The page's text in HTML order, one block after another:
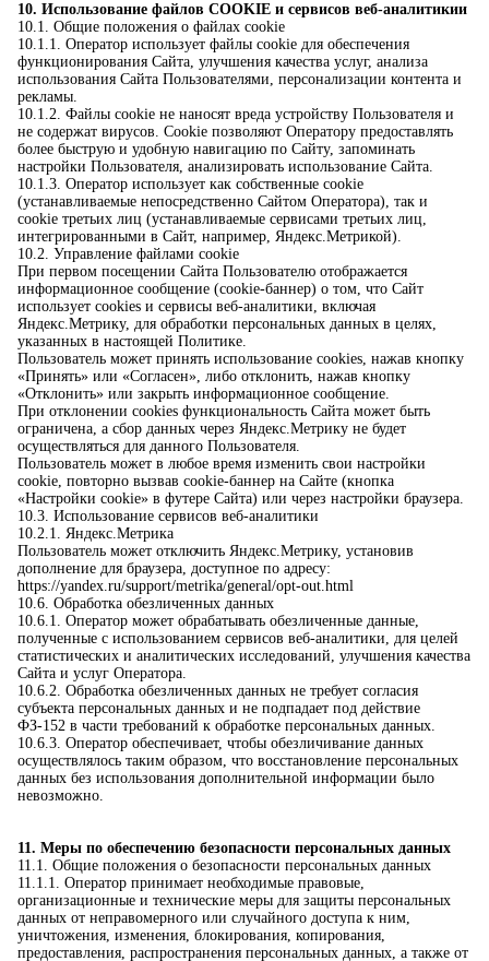
10. Использование файлов COOKIE и сервисов веб-аналитикии
10.1. Общие положения о файлах cookie
10.1.1. Оператор использует файлы cookie для обеспечения
функционирования Сайта, улучшения качества услуг, анализа
использования Сайта Пользователями, персонализации контента и
рекламы.
10.1.2. Файлы cookie не наносят вреда устройству Пользователя и
не содержат вирусов. Cookie позволяют Оператору предоставлять
более быструю и удобную навигацию по Сайту, запоминать
настройки Пользователя, анализировать использование Сайта.
10.1.3. Оператор использует как собственные cookie
(устанавливаемые непосредственно Сайтом Оператора), так и
cookie третьих лиц (устанавливаемые сервисами третьих лиц,
интегрированными в Сайт, например, Яндекс.Метрикой).
10.2. Управление файлами cookie
При первом посещении Сайта Пользователю отображается
информационное сообщение (cookie-баннер) о том, что Сайт
использует cookies и сервисы веб-аналитики, включая
Яндекс.Метрику, для обработки персональных данных в целях,
указанных в настоящей Политике.
Пользователь может принять использование cookies, нажав кнопку
«Принять» или «Согласен», либо отклонить, нажав кнопку
«Отклонить» или закрыть информационное сообщение.
При отклонении cookies функциональность Сайта может быть
ограничена, а сбор данных через Яндекс.Метрику не будет
осуществляться для данного Пользователя.
Пользователь может в любое время изменить свои настройки
cookie, повторно вызвав cookie-баннер на Сайте (кнопка
«Настройки cookie» в футере Сайта) или через настройки браузера.
10.3. Использование сервисов веб-аналитики
10.2.1. Яндекс.Метрика
Пользователь может отключить Яндекс.Метрику, установив
дополнение для браузера, доступное по адресу:
https://yandex.ru/support/metrika/general/opt-out.html
10.6. Обработка обезличенных данных
10.6.1. Оператор может обрабатывать обезличенные данные,
полученные с использованием сервисов веб-аналитики, для целей
статистических и аналитических исследований, улучшения качества
Сайта и услуг Оператора.
10.6.2. Обработка обезличенных данных не требует согласия
субъекта персональных данных и не подпадает под действие
ФЗ-152 в части требований к обработке персональных данных.
10.6.3. Оператор обеспечивает, чтобы обезличивание данных
осуществлялось таким образом, что восстановление персональных
данных без использования дополнительной информации было
невозможно.
11. Меры по обеспечению безопасности персональных данных
11.1. Общие положения о безопасности персональных данных
11.1.1. Оператор принимает необходимые правовые,
организационные и технические меры для защиты персональных
данных от неправомерного или случайного доступа к ним,
уничтожения, изменения, блокирования, копирования,
предоставления, распространения персональных данных, а также от